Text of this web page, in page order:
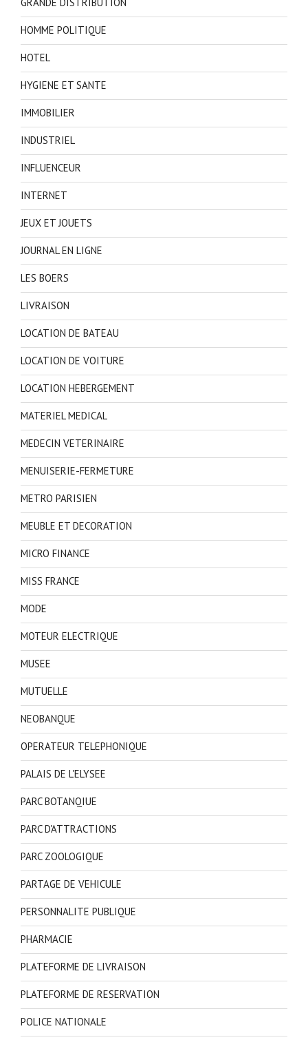
HOMME POLITIQUE
HOTEL
HYGIENE ET SANTE
IMMOBILIER
INDUSTRIEL
INFLUENCEUR
INTERNET
JEUX ET JOUETS
JOURNAL EN LIGNE
LES BOERS
LIVRAISON
LOCATION DE BATEAU
LOCATION DE VOITURE
LOCATION HEBERGEMENT
MATERIEL MEDICAL
MEDECIN VETERINAIRE
MENUISERIE-FERMETURE
METRO PARISIEN
MEUBLE ET DECORATION
MICRO FINANCE
MISS FRANCE
MODE
MOTEUR ELECTRIQUE
MUSEE
MUTUELLE
NEOBANQUE
OPERATEUR TELEPHONIQUE
PALAIS DE L'ELYSEE
PARC BOTANQIUE
PARC D'ATTRACTIONS
PARC ZOOLOGIQUE
PARTAGE DE VEHICULE
PERSONNALITE PUBLIQUE
PHARMACIE
PLATEFORME DE LIVRAISON
PLATEFORME DE RESERVATION
POLICE NATIONALE